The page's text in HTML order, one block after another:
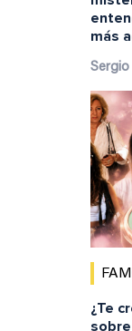
más
Sergio
¿Te